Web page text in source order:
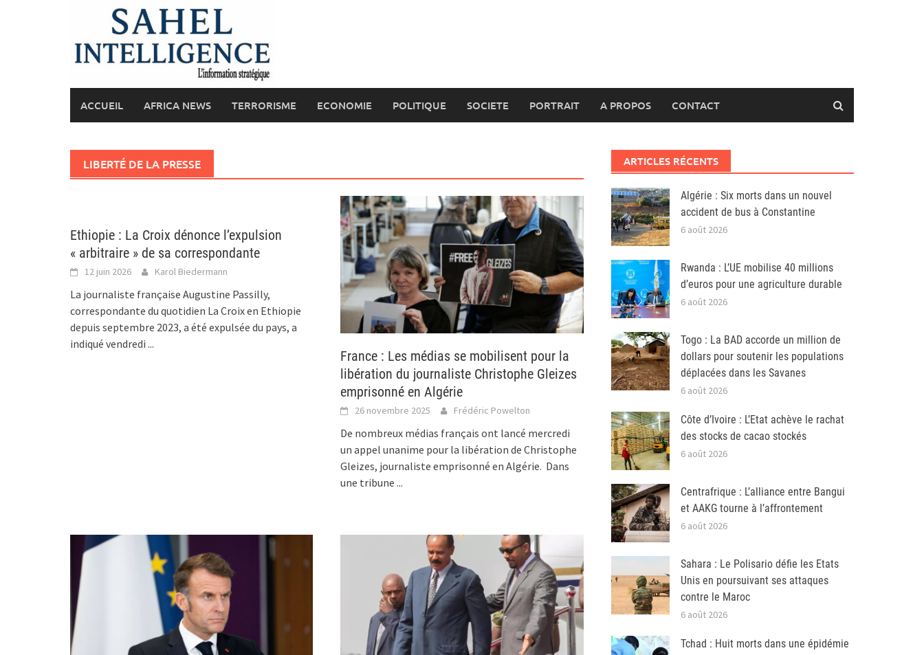
ACCUEIL AFRICA NEWS TERRORISME ECONOMIE POLITIQUE SOCIETE PORTRAIT A PROPOS CONTACT
LIBERTÉ DE LA PRESSE
Ethiopie : La Croix dénonce l’expulsion
« arbitraire » de sa correspondante
12 juin 2026 Karol Biedermann
La journaliste française Augustine Passilly,
correspondante du quotidien La Croix en Ethiopie
depuis septembre 2023, a été expulsée du pays, a
indiqué vendredi ...
France : Les médias se mobilisent pour la
libération du journaliste Christophe Gleizes
emprisonné en Algérie
26 novembre 2025 Frédéric Powelton
De nombreux médias français ont lancé mercredi
un appel unanime pour la libération de Christophe
Gleizes, journaliste emprisonné en Algérie. Dans
une tribune...
ARTICLES RÉCENTS
Algérie : Six morts dans un nouvel
accident de bus à Constantine
6 août 2026
Rwanda : L’UE mobilise 40 millions
d’euros pour une agriculture durable
6 août 2026
Togo : La BAD accorde un million de
dollars pour soutenir les populations
déplacées dans les Savanes
6 août 2026
Côte d’Ivoire : L’Etat achève le rachat
des stocks de cacao stockés
6 août 2026
Centrafrique : L’alliance entre Bangui
et AAKG tourne à l’affrontement
6 août 2026
Sahara : Le Polisario défie les Etats
Unis en poursuivant ses attaques
contre le Maroc
6 août 2026
Tchad : Huit morts dans une épidémie